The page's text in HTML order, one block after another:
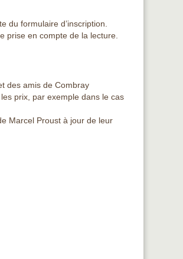
du formulaire d’inscription.
prise en compte de la lecture.
des amis de Combray
prix, par exemple dans le cas
Marcel Proust à jour de leur